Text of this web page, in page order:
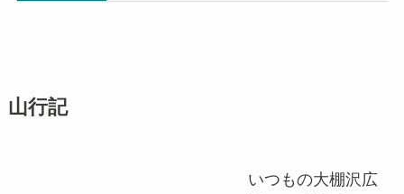
山行記
いつもの大棚沢広